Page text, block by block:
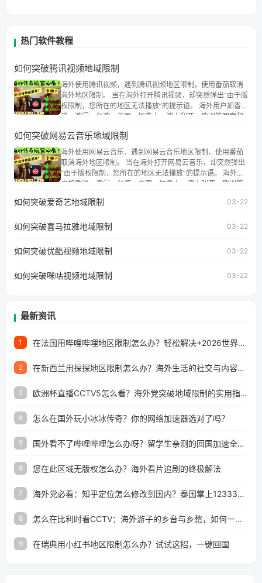
热门软件教程
如何突破腾讯视频地域限制
海外使用腾讯视频，遇到腾讯视频地区限制，使用番茄取消
海外地区限制。 当在海外打开腾讯视频，却突然弹出“由于版
权限制，您所在的地区无法播放”的提示语。 海外用户如香
港、澳门、台湾、美国、加拿大、澳大利亚、欧洲等国家和
权限制问题，且仅能在中国大陆地区播放。 遇到这个问题的
朋友们，使用番茄回国加速器，即可解决「海外用户收听腾
讯视频地区版权限制」的问题，无论人在香港、澳门、台
湾、美国、加拿大、澳大利亚、欧洲等国家和地区工作、留
学、定居等，都可以使用，不再因地区和版权限制所困扰。
如何突破网易云音乐地域限制
海外使用网易云音乐，遇到网易云音乐地区限制，使用番茄
取消海外地区限制。 当在海外打开网易云音乐，却突然弹出
“由于版权限制，您所在的地区无法播放”的提示语。 海外用
户如香港、澳门、台湾、美国、加拿大、澳大利亚、欧洲等
地区及版权限制问题，且仅能在中国大陆地区播放。 遇到这
户收听网易云音乐地区版权限制」的问题，无论人在香港、
工作、留学、定居等，都可以使用，不再因地区和版权限制
所困扰。
如何突破爱奇艺地域限制 03-22
如何突破喜马拉雅地域限制 03-22
如何突破优酷视频地域限制 03-22
如何突破咪咕视频地域限制 03-22
最新资讯
1 在法国用哔哩哔哩地区限制怎么办？轻松解决+2026世界杯看球攻略
2 在新西兰用探探地区限制怎么办？海外生活的社交与内容之困
3 欧洲杯直播CCTV5怎么看？海外党突破地域限制的实用指南
4 怎么在国外玩小冰冰传奇？你的网络加速器选对了吗？
5 国外看不了哔哩哔哩怎么办呀？留学生亲测的回国加速全攻略（含酷我音乐渤海银行解决方法）
6 您在此区域无版权怎么办？海外看片追剧的终极解法
7 海外党必看：知乎定位怎么修改到国内？泰国掌上12333、印度天府通难题全解决！
8 怎么在比利时看CCTV：海外游子的乡音与乡愁，如何一键连接？
9 在瑞典用小红书地区限制怎么办？试试这招，一键回国